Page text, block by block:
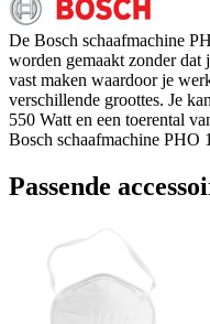
De Bosch schaafmachine
worden gemaakt zonder dat
vast maken waardoor je
verschillende groottes. Je
550 Watt en een toerental
Bosch schaafmachine PHO
Passende